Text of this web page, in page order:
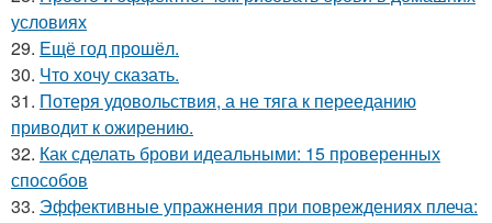
условиях
29. Ещё год прошёл.
30. Что хочу сказать.
31. Потеря удовольствия, а не тяга к перееданию
приводит к ожирению.
32. Как сделать брови идеальными: 15 проверенных
способов
33. Эффективные упражнения при повреждениях плеча: